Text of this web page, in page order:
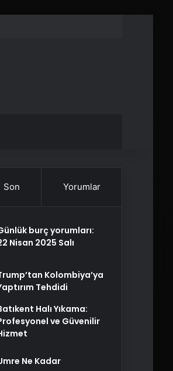
Son Yorumlar
burç yorumları:
Nisan 2025 Salı
Kolombiya’ya
Tehdidi
Halı Yıkama:
ve Güvenilir
Ne Kadar